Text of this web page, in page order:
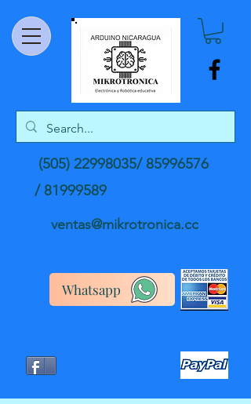
(505) 22998035/85996576
/81999589
ventas@mikrotronica.cc
Whatsapp